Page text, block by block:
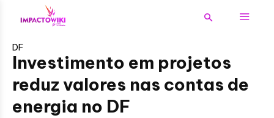
DF
Investimento em projetos
reduz valores nas contas de
energia no DF